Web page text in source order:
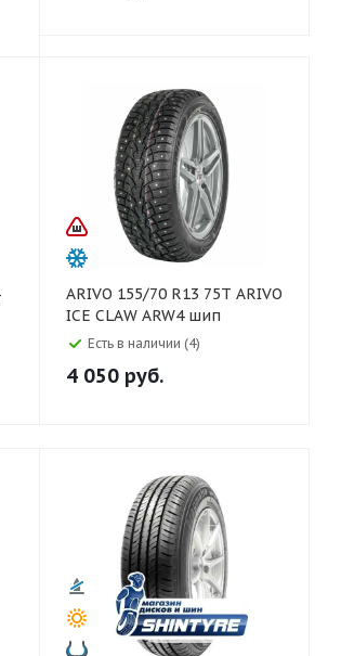
ARIVO 155/70 R13 75T ARIVO
ICE CLAW ARW4 шип
Есть в наличии (4)
4 050 руб.